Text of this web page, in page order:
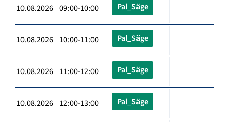
10.08.2026 09:00-10:00 Pal_Säge
10.08.2026 10:00-11:00 Pal_Säge
10.08.2026 11:00-12:00 Pal_Säge
10.08.2026 12:00-13:00 Pal_Säge